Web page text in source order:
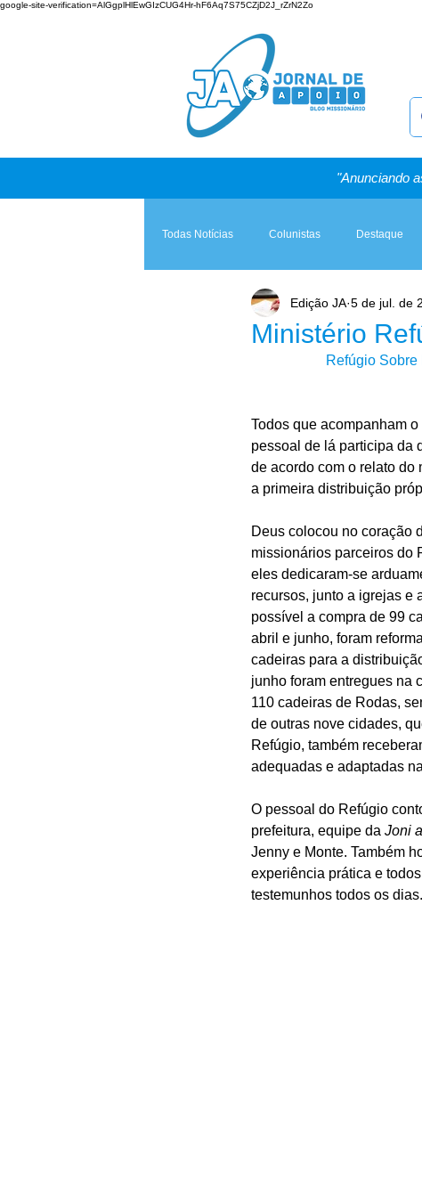
google-site-verification=AlGgplHlEwGIzCUG4Hr-hF6Aq7S75CZjD2J_rZrN2Zo
"Anunciando
Todas Notícias Colunistas Destaque
Teologia & Prática A Igreja e a Lei
Ministério
Edição JA 5 de jul. de
Refúgio
Todos que acompanham
pessoal de lá participa da
de acordo com o relato do
a primeira distribuição
Deus colocou no coração
missionários parceiros do
eles dedicaram-se
recursos, junto a igrejas e
possível a compra de 99
abril e junho, foram
cadeiras para a
junho foram entregues na
110 cadeiras de Rodas,
de outras nove cidades,
Refúgio, também
adequadas e adaptadas
O pessoal do Refúgio
prefeitura, equipe da Joni
Jenny e Monte. Também
experiência prática e
testemunhos todos os dias.